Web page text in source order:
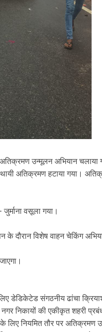
उन्मूलन अभियान
अतिक्रमण हटाया गया।
वसूला गया।
दौरान विशेष वाहन चेकिंग
डेडिकेटेड संगठनीय ढांचा
निकायों की एकीकृत शहरी
लिए नियमित तौर पर अतिक्रमण